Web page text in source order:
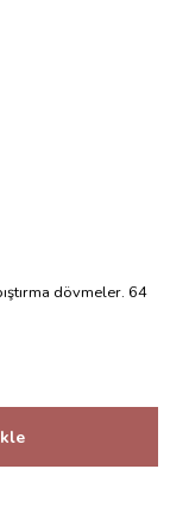
dövmeler. 64